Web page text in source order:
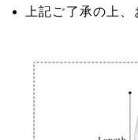
上記ご了承の上